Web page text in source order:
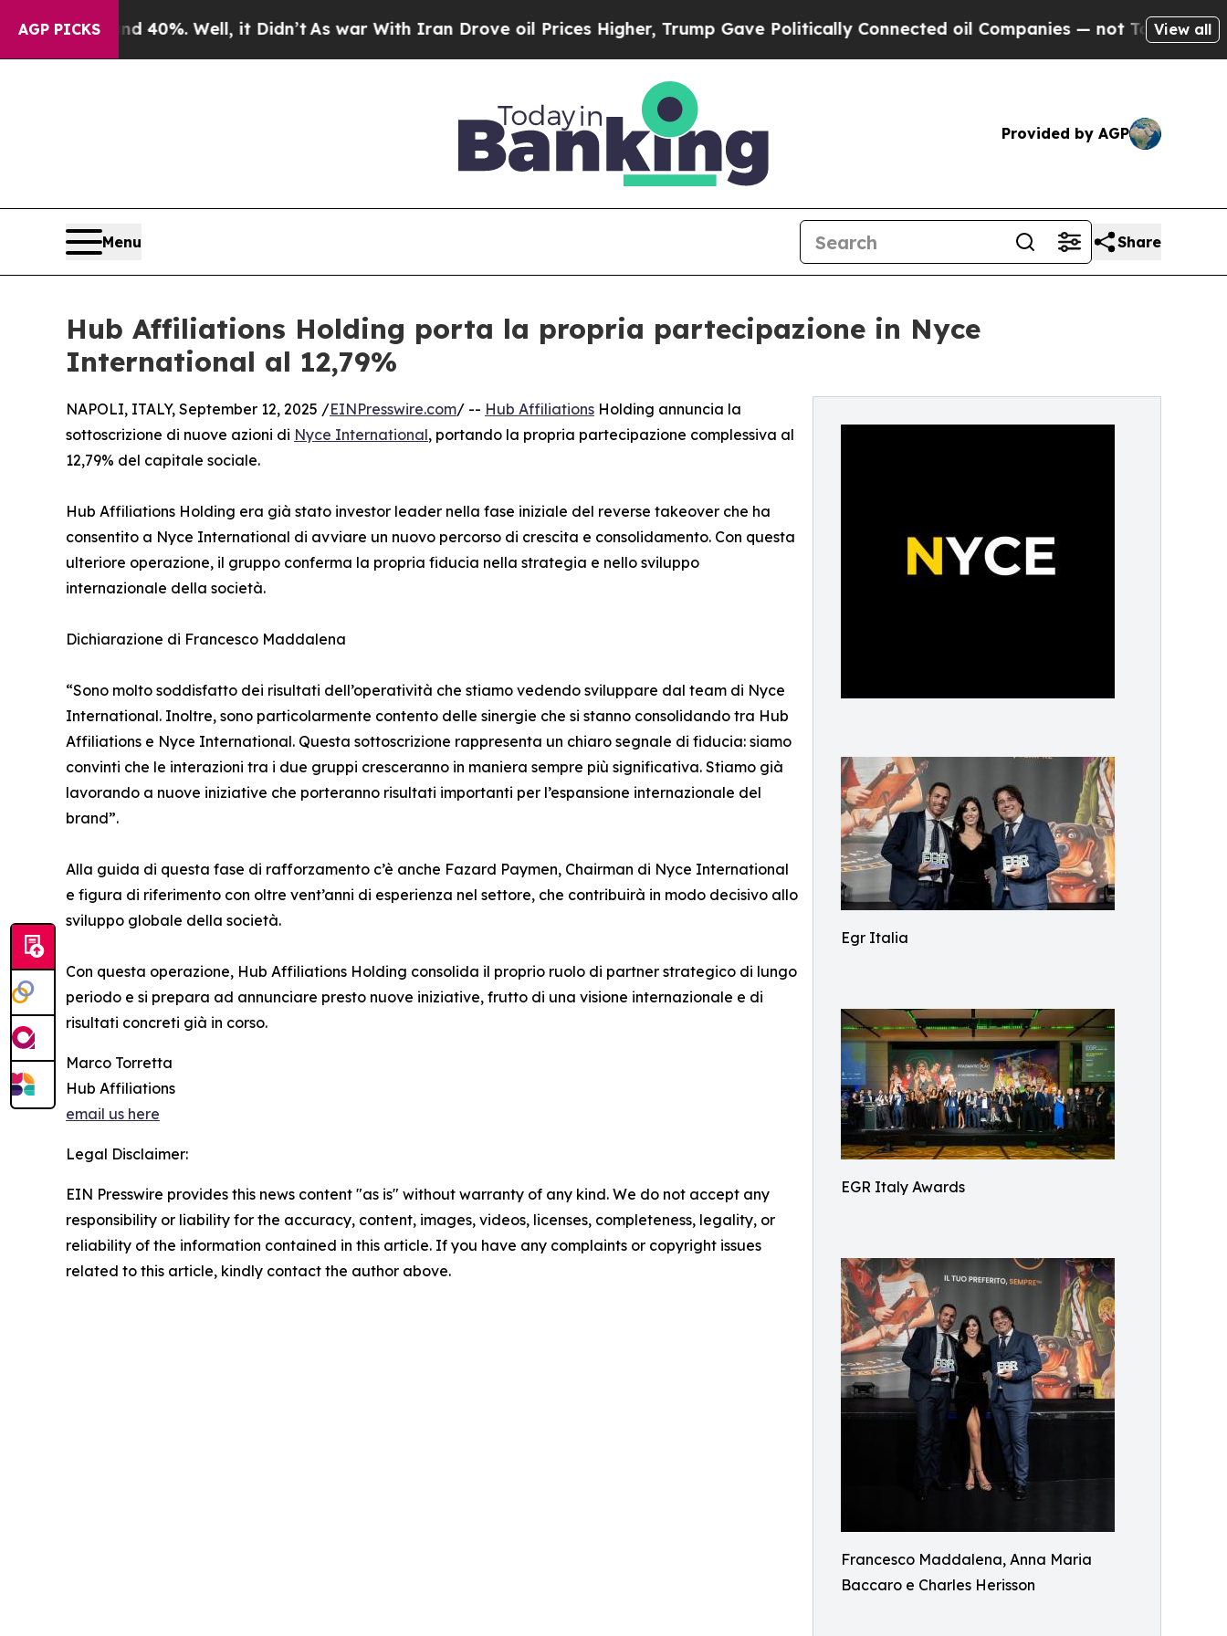
AGP PICKS40%. Well, it Didn’t As war With Iran Drove oil Prices Higher, Trump Gave Politically Connected oil Companies — not Taxpayers — the
View all
Provided by AGP
Menu Share
Hub Affiliations Holding porta la propria partecipazione in Nyce
International al 12,79%
Egr Italia
EGR Italy Awards
Francesco Maddalena, Anna Maria
Baccaro e Charles Herisson
NAPOLI, ITALY, September 12, 2025 /EINPresswire.com/ -- Hub Affiliations Holding annuncia la
sottoscrizione di nuove azioni di Nyce International, portando la propria partecipazione complessiva al
12,79% del capitale sociale.
Hub Affiliations Holding era già stato investor leader nella fase iniziale del reverse takeover che ha
consentito a Nyce International di avviare un nuovo percorso di crescita e consolidamento. Con questa
ulteriore operazione, il gruppo conferma la propria fiducia nella strategia e nello sviluppo
internazionale della società.
Dichiarazione di Francesco Maddalena
“Sono molto soddisfatto dei risultati dell’operatività che stiamo vedendo sviluppare dal team di Nyce
International. Inoltre, sono particolarmente contento delle sinergie che si stanno consolidando tra Hub
Affiliations e Nyce International. Questa sottoscrizione rappresenta un chiaro segnale di fiducia: siamo
convinti che le interazioni tra i due gruppi cresceranno in maniera sempre più significativa. Stiamo già
lavorando a nuove iniziative che porteranno risultati importanti per l’espansione internazionale del
brand”.
Alla guida di questa fase di rafforzamento c’è anche Fazard Paymen, Chairman di Nyce International
e figura di riferimento con oltre vent’anni di esperienza nel settore, che contribuirà in modo decisivo allo
sviluppo globale della società.
Con questa operazione, Hub Affiliations Holding consolida il proprio ruolo di partner strategico di lungo
periodo e si prepara ad annunciare presto nuove iniziative, frutto di una visione internazionale e di
risultati concreti già in corso.
Marco Torretta
Hub Affiliations
email us here
Legal Disclaimer:
EIN Presswire provides this news content "as is" without warranty of any kind. We do not accept any
responsibility or liability for the accuracy, content, images, videos, licenses, completeness, legality, or
reliability of the information contained in this article. If you have any complaints or copyright issues
related to this article, kindly contact the author above.